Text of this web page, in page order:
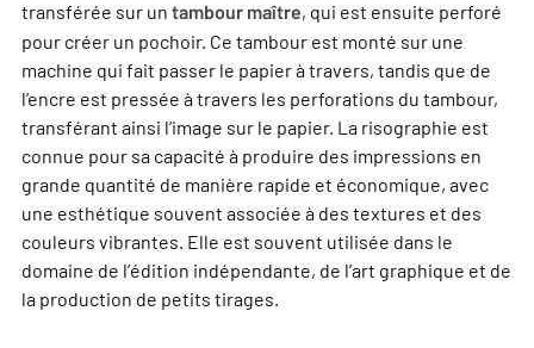
transférée sur un tambour maître, qui est ensuite perforé
pour créer un pochoir. Ce tambour est monté sur une
machine qui fait passer le papier à travers, tandis que de
l’encre est pressée à travers les perforations du tambour,
transférant ainsi l’image sur le papier. La risographie est
connue pour sa capacité à produire des impressions en
grande quantité de manière rapide et économique, avec
une esthétique souvent associée à des textures et des
couleurs vibrantes. Elle est souvent utilisée dans le
domaine de l’édition indépendante, de l’art graphique et de
la production de petits tirages.